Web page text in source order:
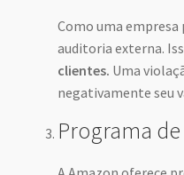
Como uma
auditoria externa.
clientes. Uma
negativamente seu
Programa